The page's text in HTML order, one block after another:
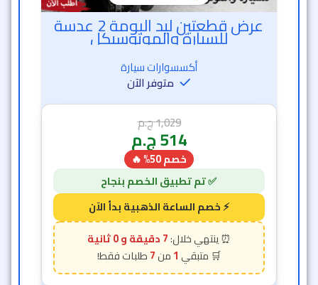
عرض قطعتين ليد البومة 2 عدسةللسيارة والموتوسيكل
أكسسوارات سيارة
متوفر الآن
1,029ج.م
514ج.م
خصم 50% 🔥
6 دقيقة و 58 ثانية
1
7